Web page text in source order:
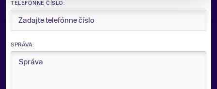
TELEFÓNNE ČÍSLO:
SPRÁVA: